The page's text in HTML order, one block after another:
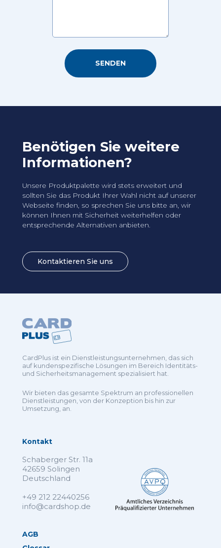
Benötigen Sie weitere
Informationen?
Unsere Produktpalette wird stets erweitert und
sollten Sie das Produkt Ihrer Wahl nicht auf unserer
Webseite finden, so sprechen Sie uns bitte an, wir
können Ihnen mit Sicherheit weiterhelfen oder
entsprechende Alternativen anbieten.
Kontaktieren Sie uns
CardPlus ist ein Dienstleistungsunternehmen, das sich
auf kundenspezifische Lösungen im Bereich Identitäts-
und Sicherheitsmanagement spezialisiert hat.
Wir bieten das gesamte Spektrum an professionellen
Dienstleistungen, von der Konzeption bis hin zur
Umsetzung, an.
Kontakt
Schaberger Str. 11a
42659 Solingen
Deutschland
+49 212 22440256
info@cardshop.de
AGB